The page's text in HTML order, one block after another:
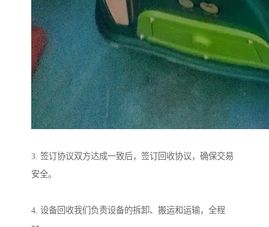
3. 签订协议双方达成一致后，签订回收协议，确保交易
安全。
4. 设备回收我们负责设备的拆卸、搬运和运输，全程